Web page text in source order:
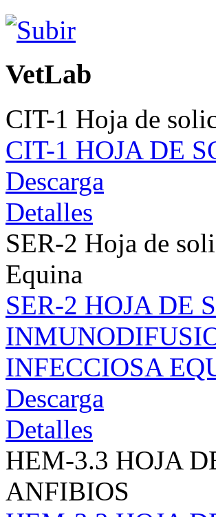
VetLab
CIT-1 Hoja de
CIT-1 HOJA DE
Descarga
Detalles
SER-2 Hoja de
Equina
SER-2 HOJA DE
INFECCIOSA
Descarga
Detalles
HEM-3.3 HOJA
ANFIBIOS